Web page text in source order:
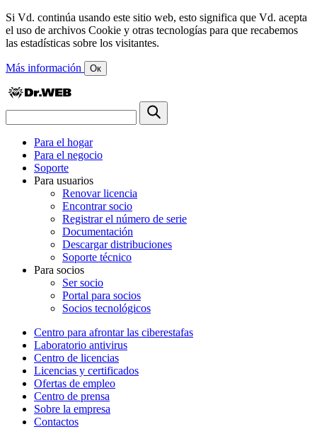
Si Vd. continúa usando este sitio web, esto significa que Vd. acepta
el uso de archivos Cookie y otras tecnologías para que recabemos
las estadísticas sobre los visitantes.
Más información Ок
Para el hogar
Para el negocio
Soporte
Para usuarios
Renovar licencia
Encontrar socio
Registrar el número de serie
Documentación
Descargar distribuciones
Soporte técnico
Para socios
Ser socio
Portal para socios
Socios tecnológicos
Centro para afrontar las ciberestafas
Laboratorio antivirus
Centro de licencias
Licencias y certificados
Ofertas de empleo
Centro de prensa
Sobre la empresa
Contactos